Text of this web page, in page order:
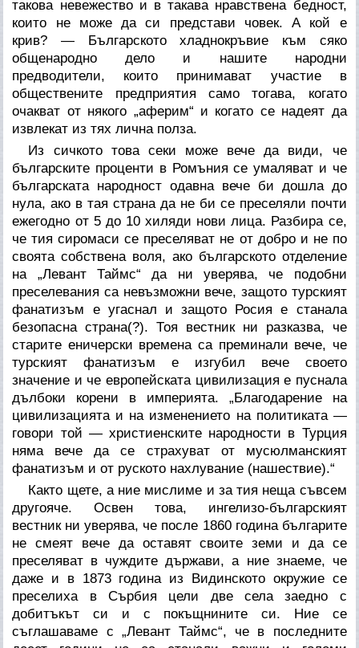
такова невежество и в такава нравствена бедност,
които не може да си представи човек. А кой е
крив? — Българското хладнокръвие към сяко
общенародно дело и нашите народни
предводители, които принимават участие в
обществените предприятия само тогава, когато
очакват от някого „аферим“ и когато се надеят да
извлекат из тях лична полза.
Из сичкото това секи може вече да види, че
българските проценти в Ромъния се умаляват и че
българската народност одавна вече би дошла до
нула, ако в тая страна да не би се преселяли почти
ежегодно от 5 до 10 хиляди нови лица. Разбира се,
че тия сиромаси се преселяват не от добро и не по
своята собствена воля, ако българското отделение
на „Левант Таймс“ да ни уверява, че подобни
преселевания са невъзможни вече, защото турският
фанатизъм е угаснал и защото Росия е станала
безопасна страна(?). Тоя вестник ни разказва, че
старите еничерски времена са преминали вече, че
турският фанатизъм е изгубил вече своето
значение и че европейската цивилизация е пуснала
дълбоки корени в империята. „Благодарение на
цивилизацията и на изменението на политиката —
говори той — христиенските народности в Турция
няма вече да се страхуват от мусюлманският
фанатизъм и от руското нахлувание (нашествие).“
Както щете, а ние мислиме и за тия неща съвсем
другояче. Освен това, ингелизо-българският
вестник ни уверява, че после 1860 година българите
не смеят вече да оставят своите земи и да се
преселяват в чуждите държави, а ние знаеме, че
даже и в 1873 година из Видинското окружие се
преселиха в Сърбия цели две села заедно с
добитъкът си и с покъщнините си. Ние се
съглашаваме с „Левант Таймс“, че в последните